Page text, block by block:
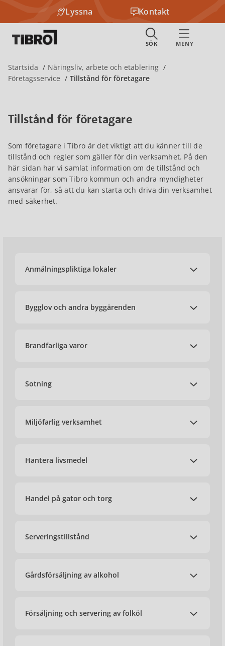
Lyssna Kontakt
Startsida
Näringsliv, arbete och etablering
Företagsservice
Tillstånd för företagare
Tillstånd för företagare
Som företagare i Tibro är det viktigt att du känner till de
tillstånd och regler som gäller för din verksamhet. På den
här sidan har vi samlat information om de tillstånd och
ansökningar som Tibro kommun och andra myndigheter
ansvarar för, så att du kan starta och driva din verksamhet
med säkerhet.
Anmälningspliktiga lokaler
Bygglov och andra byggärenden
Brandfarliga varor
Sotning
Miljöfarlig verksamhet
Hantera livsmedel
Handel på gator och torg
Serveringstillstånd
Gårdsförsäljning av alkohol
Försäljning och servering av folköl